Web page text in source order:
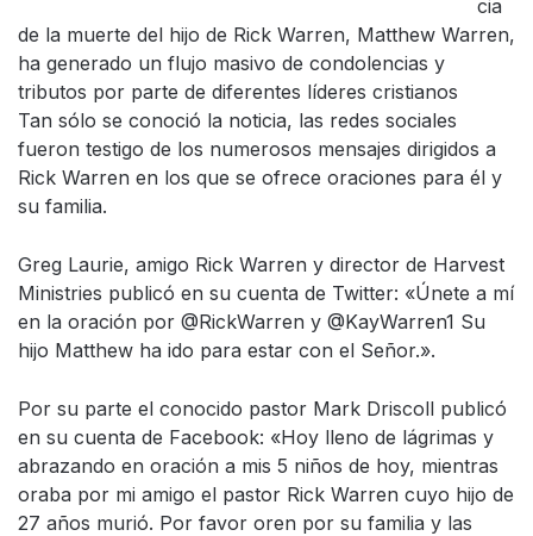
cia
de la muerte del hijo de Rick Warren, Matthew Warren,
ha generado un flujo masivo de condolencias y
tributos por parte de diferentes líderes cristianos
Tan sólo se conoció la noticia, las redes sociales
fueron testigo de los numerosos mensajes dirigidos a
Rick Warren en los que se ofrece oraciones para él y
su familia.
Greg Laurie, amigo Rick Warren y director de Harvest
Ministries publicó en su cuenta de Twitter: «Únete a mí
en la oración por @RickWarren y @KayWarren1 Su
hijo Matthew ha ido para estar con el Señor.».
Por su parte el conocido pastor Mark Driscoll publicó
en su cuenta de Facebook: «Hoy lleno de lágrimas y
abrazando en oración a mis 5 niños de hoy, mientras
oraba por mi amigo el pastor Rick Warren cuyo hijo de
27 años murió. Por favor oren por su familia y las